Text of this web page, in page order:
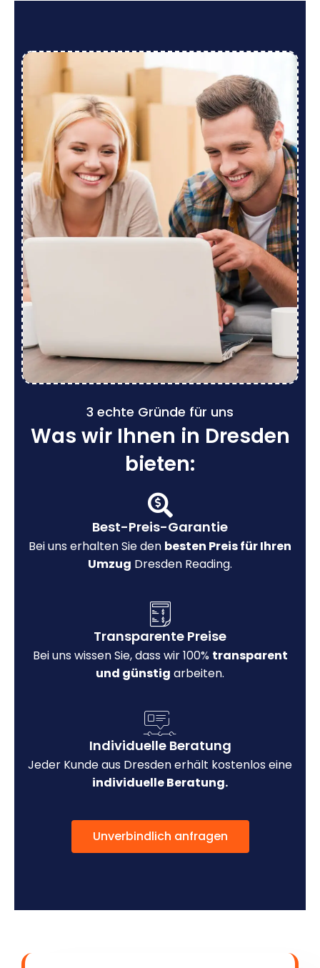
3 echte Gründe für uns
Was wir Ihnen in Dresden
bieten:
Best-Preis-Garantie
Bei uns erhalten Sie den besten Preis für Ihren
Umzug Dresden Reading.
Transparente Preise
Bei uns wissen Sie, dass wir 100% transparent
und günstig arbeiten.
Individuelle Beratung
Jeder Kunde aus Dresden erhält kostenlos eine
individuelle Beratung.
Unverbindlich anfragen